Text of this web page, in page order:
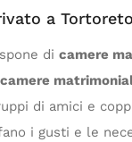
a Tortoreto
di camere
camere
di amici e
i gusti e le